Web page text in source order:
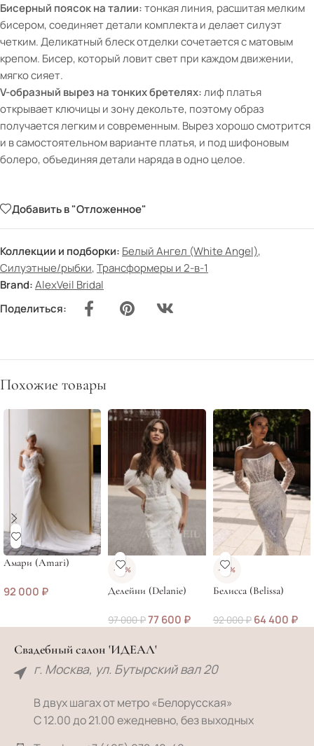
Бисерный поясок на талии:тонкая линия, расшитая мелким
бисером, соединяет детали комплекта и делает силуэт
четким. Деликатный блеск отделки сочетается с матовым
крепом. Бисер, который ловит свет при каждом движении,
мягко сияет.
V-образный вырез на тонких бретелях:лиф платья
открывает ключицы и зону декольте, поэтому образ
получается легким и современным. Вырез хорошо смотрится
и в самостоятельном варианте платья, и под шифоновым
болеро, объединяя детали наряда в одно целое.
Добавить в "Отложенное"
Коллекции и подборки: Белый Ангел (White Angel),
Силуэтные/рыбки,Трансформеры и 2-в-1
Brand:AlexVeil Bridal
Поделиться:
Похожие товары
Амари (Amari)
92 000 ₽
-20%
Делейни (Delanie)
97 000₽77 600 ₽
-30%
Белисса (Belissa)
92 000₽ 64 400 ₽
Свадебный салон 'ИДЕАЛ'
г. Москва, ул. Бутырский вал 20
В двух шагах от метро «Белорусская»
С 12.00 до 21.00 ежедневно, без выходных